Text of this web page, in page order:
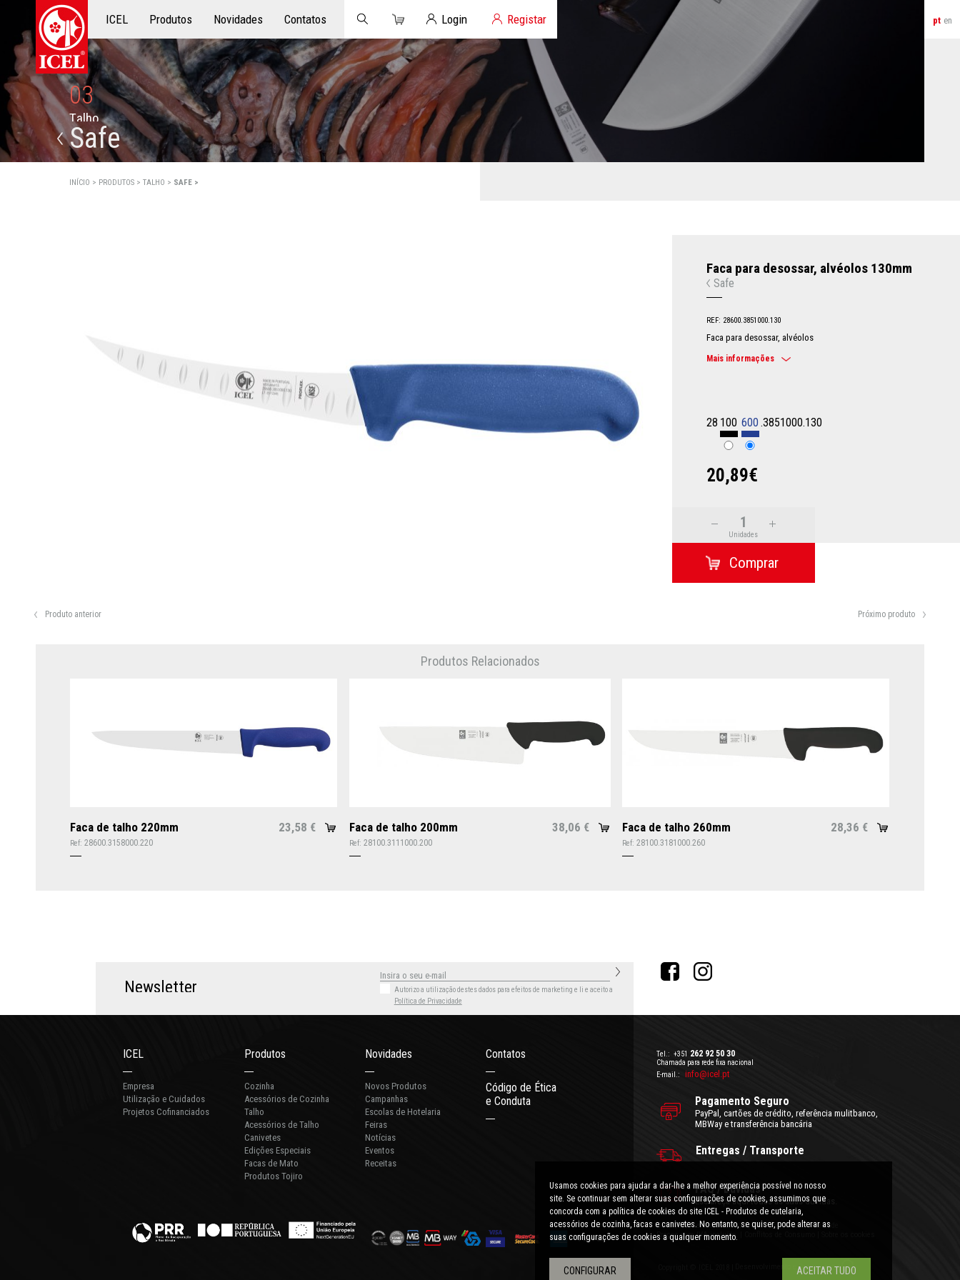
pt en
Produtos
ICEL Produtos Novidades Contatos CarrinhoLogin Login de Clientes
Registar
03
Talho
Safe
INÍCIO > PRODUTOS >TALHO > SAFE >
Produto anterior
Faca para desossar, alvéolos 130mm
Safe
REF: 28600.3851000.130
Faca para desossar, alvéolos
Mais informações
28 100 600 .3851000.130
20,89€
Unidades
Próximo produto
Produtos Relacionados
Faca de talho 220mm 23,58 €
Ref: 28600.3158000.220
Faca de talho 200mm 38,06 €
Ref: 28100.3111000.200
Faca de talho 260mm 28,36 €
Ref:28100.3181000.260
Newsletter Autorizo a utilização destes dados para efeitos de marketing e li e aceito a
Política de Privacidade
ICEL
Empresa
Utilização e Cuidados
Projetos Cofinanciados
Produtos
Cozinha
Acessórios de Cozinha
Talho
Acessórios de Talho
Canivetes
Edições Especiais
Facas de Mato
Produtos Tojiro
Novidades
Novos Produtos
Campanhas
Escolas de Hotelaria
Feiras
Notícias
Eventos
Receitas
Contatos
Código de Ética
e Conduta
Tel.: +351 262 92 50 30
Chamada para rede fixa nacional
E-mail.:
info@icel.pt
Pagamento Seguro
PayPal, cartões de crédito, referência mulitbanco,
MBWay e transferência bancária
Entregas / Transporte
FAQ / Dúvidas
Esclareça aqui todas as suas dúvidas.
Condições Gerais de Utilização|Politica de Privacidade
Preços com IVA incluído.
Desenvolvimento e Design:
Usamos cookies para ajudar a dar-lhe a melhor experiência possível no nosso
site. Se continuar sem alterar suas configurações de cookies, assumimos que
concorda com a política de cookies do site ICEL - Produtos de cutelaria,
acessórios de cozinha, facas e canivetes. No entanto, se quiser, pode alterar as
suas configurações de cookies a qualquer momento.
CONFIGURAR ACEITAR TUDO